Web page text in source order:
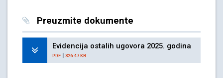
Preuzmite dokumente
Evidencija ostalih ugovora 2025. godina
PDF | 326.47 KB